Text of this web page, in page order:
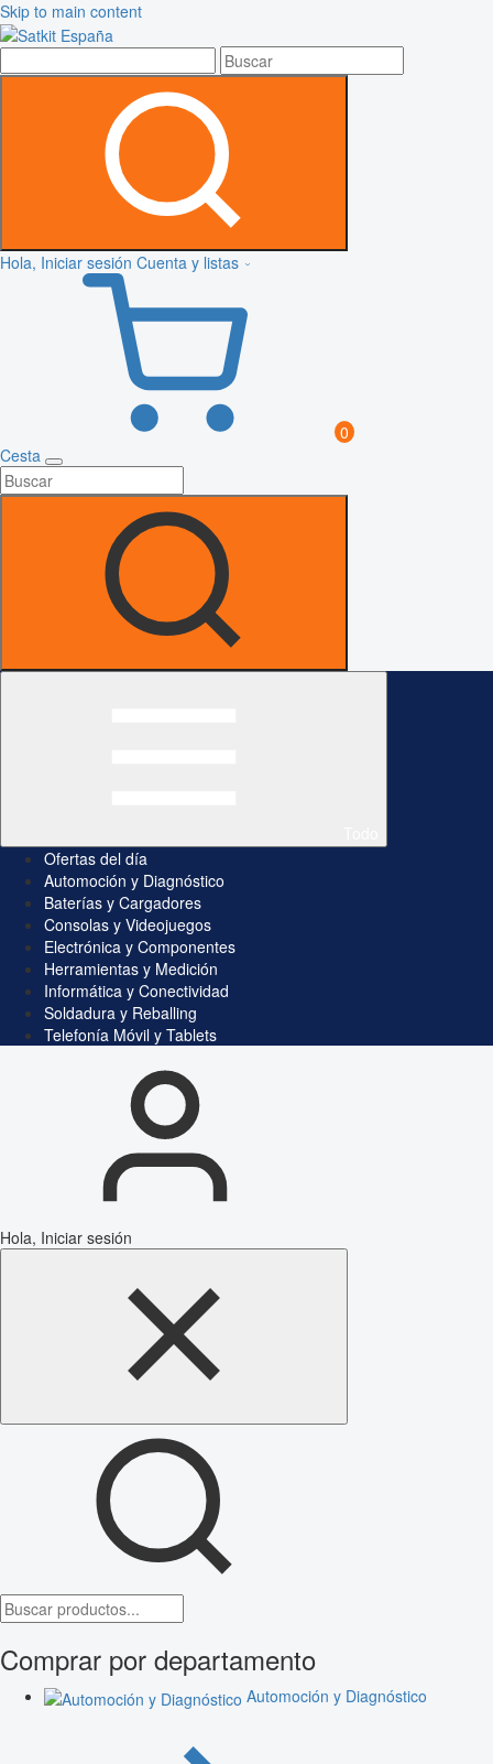
Skip to main content
Hola, Iniciar sesión Cuenta y listas
0
Cesta
Ofertas del día
Automoción y Diagnóstico
Baterías y Cargadores
Consolas y Videojuegos
Electrónica y Componentes
Herramientas y Medición
Informática y Conectividad
Soldadura y Reballing
Telefonía Móvil y Tablets
Hola, Iniciar sesión
Comprar por departamento
Automoción y Diagnóstico